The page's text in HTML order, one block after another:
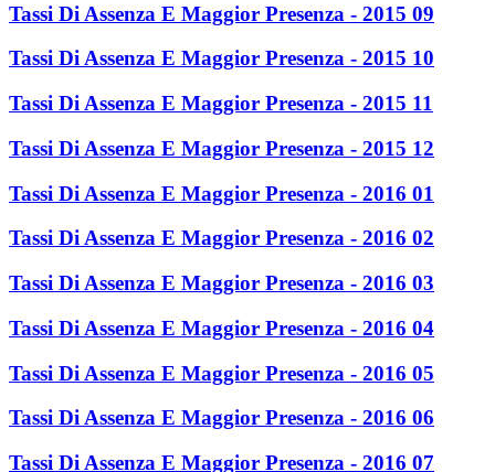
Tassi Di Assenza E Maggior Presenza - 2015 09
Tassi Di Assenza E Maggior Presenza - 2015 10
Tassi Di Assenza E Maggior Presenza - 2015 11
Tassi Di Assenza E Maggior Presenza - 2015 12
Tassi Di Assenza E Maggior Presenza - 2016 01
Tassi Di Assenza E Maggior Presenza - 2016 02
Tassi Di Assenza E Maggior Presenza - 2016 03
Tassi Di Assenza E Maggior Presenza - 2016 04
Tassi Di Assenza E Maggior Presenza - 2016 05
Tassi Di Assenza E Maggior Presenza - 2016 06
Tassi Di Assenza E Maggior Presenza - 2016 07